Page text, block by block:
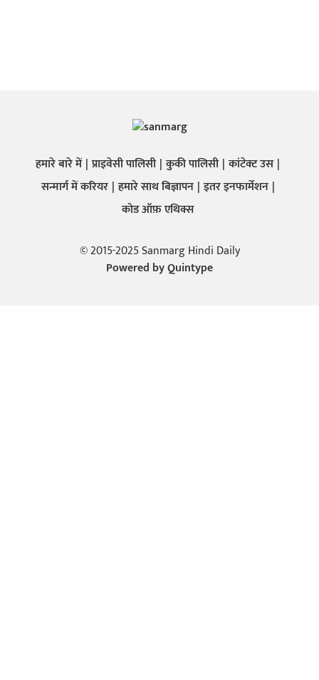
हमारे बारे में प्राइवेसी पालिसी कुकी पालिसी कांटेक्ट उस
सन्मार्ग में करियर हमारे साथ बिज्ञापन इतर इनफार्मेशन
कोड ऑफ़ एथिक्स
© 2015-2025 Sanmarg Hindi Daily
Powered byQuintype